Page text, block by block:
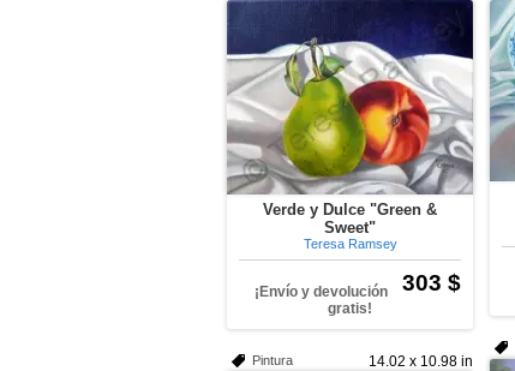
Verde y Dulce "Green &
Sweet"
Teresa Ramsey
303 $
¡Envío y devolución
gratis!
14.02 x 10.98 in
Pintura